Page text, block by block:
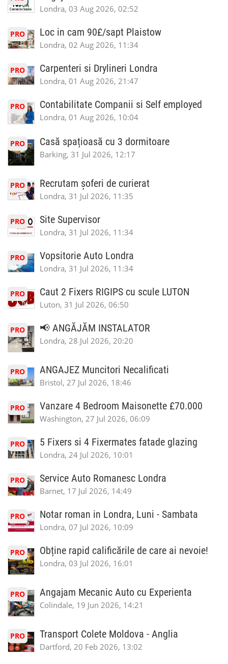
Londra, 03 Aug 2026, 02:52
PRO Loc in cam 90£/sapt Plaistow
Londra, 02 Aug 2026, 11:34
PRO Carpenteri si Drylineri Londra
Londra, 01 Aug 2026, 21:47
PRO Contabilitate Companii si Self employed
Londra, 01 Aug 2026, 10:04
PRO Casă spațioasă cu 3 dormitoare
Barking, 31 Jul 2026, 12:17
PRO Recrutam șoferi de curierat
Londra, 31 Jul 2026, 11:35
PRO Site Supervisor
Londra, 31 Jul 2026, 11:34
PRO Vopsitorie Auto Londra
Londra, 31 Jul 2026, 11:34
PRO Caut 2 Fixers RIGIPS cu scule LUTON
Luton, 31 Jul 2026, 06:50
PRO 📢 ANGĂJĂM INSTALATOR
Londra, 28 Jul 2026, 20:20
PRO ANGAJEZ Muncitori Necalificati
Bristol, 27 Jul 2026, 18:46
PRO Vanzare 4 Bedroom Maisonette £70.000
Washington, 27 Jul 2026, 06:09
PRO 5 Fixers si 4 Fixermates fatade glazing
Londra, 24 Jul 2026, 10:01
PRO Service Auto Romanesc Londra
Barnet, 17 Jul 2026, 14:49
PRO Notar roman in Londra, Luni - Sambata
Londra, 07 Jul 2026, 10:09
PRO Obține rapid calificările de care ai nevoie!
Londra, 03 Jul 2026, 16:01
PRO Angajam Mecanic Auto cu Experienta
Colindale, 19 Jun 2026, 14:21
PRO Transport Colete Moldova - Anglia
Dartford, 20 Feb 2026, 13:02